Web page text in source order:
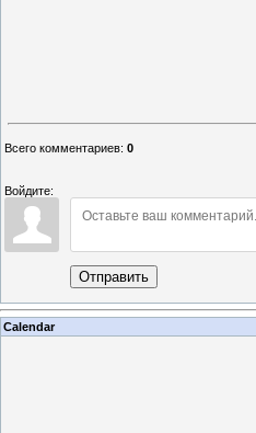
Всего комментариев: 0
Войдите:
Отправить
Calendar